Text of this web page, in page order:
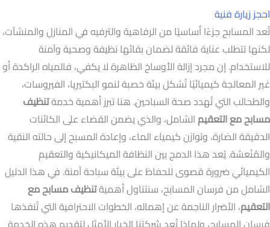
احجز زيارة فنية
تُعد المسابح جزءًا أساسيًا من الرفاهية والترفيه في المنازل والمنشآت،
لكنها تتطلب عناية فائقة لضمان بقائها نظيفة وصحية وآمنة
للاستخدام. إن مجرد إزالة الأوساخ الظاهرة لا يكفي، فالمياه الراكدة أو
غير المعالجة كيميائيًا تُشكل بيئة خصبة لنمو البكتيريا، الفيروسات،
والطحالب التي تُهدد صحة السباحين. هنا تبرز أهمية خدمةتنظيف
مسابح مع التعقيمالشامل، والذي يضمن القضاء على الكائنات
الدقيقة الضارة، وتوازن كيمياء الماء، وإعادة المسبح إلى حالته النقية
والمُنُعشة. يُعد هذا الدمج بين النظافة الميكانيكية والتعقيم
الكيميائي ضرورة قصوى للحفاظ على بيئة سباحة آمنة. في هذا الدليل
الشامل من فرسان المسابح، سنتناول أهميةتنظيف مسابح مع
التعقيم، الأضرار الناجمة عن إهماله، الخطوات الاحترافية التي تُنفذها